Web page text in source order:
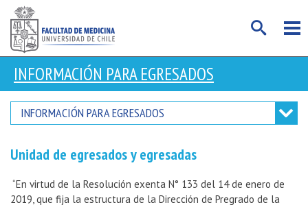
INFORMACIÓN PARA EGRESADOS
INFORMACIÓN PARA EGRESADOS
Unidad de egresados y egresadas
“En virtud de la Resolución exenta N° 133 del 14 de enero de
2019, que fija la estructura de la Dirección de Pregrado de la